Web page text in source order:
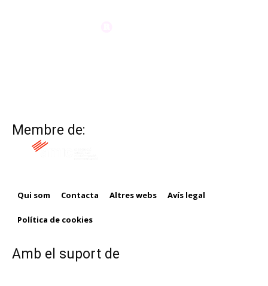
Membre de:
Qui som Contacta Altres webs Avís legal
Política de cookies
Amb el suport de